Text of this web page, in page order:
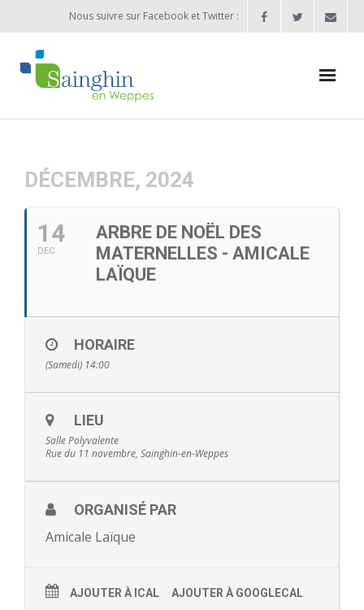
Nous suivre sur Facebook et Twitter :
Agenda
- Allocation d’études 2025/2026
- Inscriptions rentrée scolaire 2026-2027
- Vie scolaire
- - Ecole Maternelle Thomas Pesquet
- - Ecole Sainte Marie
- - Menus restaurant scolaire
- - Centres de loisirs
- - Espace jeunes 12 / 17 ans
DÉCEMBRE, 2024
14
DEC
ARBRE DE NOËL DES
MATERNELLES - AMICALE
LAÏQUE
HORAIRE
(Samedi) 14:00
LIEU
Salle Polyvalente
Rue du 11 novembre, Sainghin-en-Weppes
ORGANISÉ PAR
Amicale Laïque
AJOUTER À ICAL AJOUTER À GOOGLECAL